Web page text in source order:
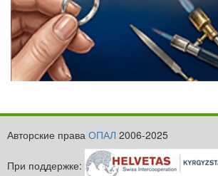
Авторские права ОПАЛ 2006-2025
При поддержке: